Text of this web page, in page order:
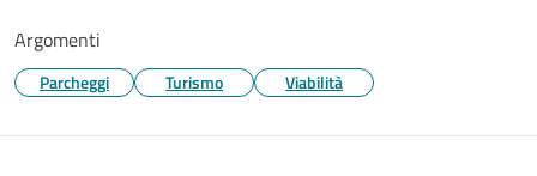
Argomenti
Parcheggi Turismo Viabilità